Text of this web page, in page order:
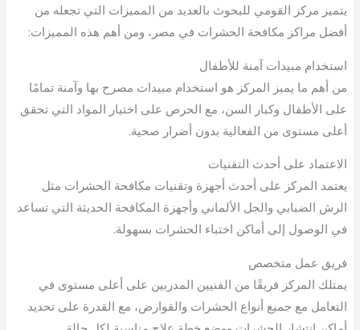
يتميز مركز القومي للبحوث بالعديد من المميزات التي تجعله من
أفضل مراكز مكافحة الحشرات في مصر، ومن أهم هذه المميزات:
استخدام مبيدات آمنة للأطفال
من أهم ما يميز المركز هو استخدام مبيدات مصرح بها وآمنة تمامًا
على الأطفال وكبار السن، مع الحرص على اختيار المواد التي تحقق
أعلى مستوى من الفعالية بدون أضرار صحية.
الاعتماد على أحدث التقنيات
يعتمد المركز على أحدث أجهزة وتقنيات مكافحة الحشرات مثل
الرش الضبابي والجل الألماني وأجهزة المكافحة الحديثة التي تساعد
في الوصول إلى أماكن اختباء الحشرات بسهولة.
فريق عمل متخصص
يمتلك المركز فريقًا من الفنيين المدربين على أعلى مستوى في
التعامل مع جميع أنواع الحشرات والقوارض، مع القدرة على تحديد